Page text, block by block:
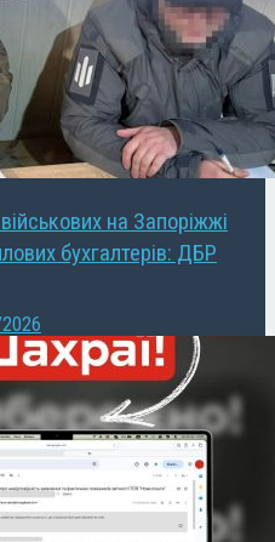
на Запоріжжі
бухгалтерів: ДБР